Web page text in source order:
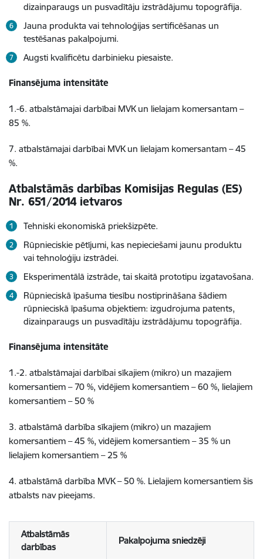
dizainparaugs un pusvadītāju izstrādājumu topogrāfija.
Jauna produkta vai tehnoloģijas sertificēšanas un
testēšanas pakalpojumi.
Augsti kvalificētu darbinieku piesaiste.
Finansējuma intensitāte
1.-6. atbalstāmajai darbībai MVK un lielajam komersantam –
85 %.
7. atbalstāmajai darbībai MVK un lielajam komersantam – 45
%.
Atbalstāmās darbības Komisijas Regulas (ES)
Nr. 651/2014 ietvaros
Tehniski ekonomiskā priekšizpēte.
Rūpnieciskie pētījumi, kas nepieciešami jaunu produktu
vai tehnoloģiju izstrādei.
Eksperimentālā izstrāde, tai skaitā prototipu izgatavošana.
Rūpnieciskā īpašuma tiesību nostiprināšana šādiem
rūpnieciskā īpašuma objektiem: izgudrojuma patents,
dizainparaugs un pusvadītāju izstrādājumu topogrāfija.
Finansējuma intensitāte
1.-2. atbalstāmajai darbībai sīkajiem (mikro) un mazajiem
komersantiem – 70 %, vidējiem komersantiem – 60 %, lielajiem
komersantiem – 50 %
3. atbalstāmā darbība sīkajiem (mikro) un mazajiem
komersantiem – 45 %, vidējiem komersantiem – 35 % un
lielajiem komersantiem – 25 %
4. atbalstāmā darbība MVK – 50 %. Lielajiem komersantiem šis
atbalsts nav pieejams.
Atbalstāmās
darbības
Pakalpojuma sniedzēji